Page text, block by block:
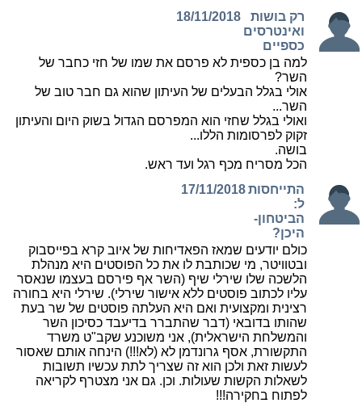
רק בושות
ואינטרסים
כספיים
18/11/2018
למה בן כספית לא פרסם את שמו של חזי כחבר של
השר?
אולי בגלל הבעלים של העיתון שהוא גם חבר טוב של
השר...
ואולי בגלל שחזי הוא המפרסם הגדול בשוק היום והעיתון
זקוק לפרסומות הללו...
בושה.
הכל מסריח מכף רגל ועד ראש.
התייחסות
ל:
הביטחון-
היכן?
17/11/2018
כולם יודעים שמאז הפאדיחות של איוב קרא בפייסבוק
ובטוויטר, מי שכותבת לו את כל הפוסטים היא מנהלת
הלשכה שלו שירלי שיף (השר אף פירסם בעצמו שנאסר
עליו לכתוב פוסטים ללא אישור שירלי). שירלי היא בחורה
רצינית ומקצועית ואם היא העלתה פוסטים של שר בעת
שהותו בדובאי (דבר שהתברר בדיעבד כסיכון השר
והמשלחת הישראלית), אני משוכנע שקב"ט משרד
התקשורת, אסף גרונדמן לא (לא!!!) הינחה אותם שאסור
לעשות זאת ולכן הוא זה שצריך לתת עכשיו תשובות
לשאלות הקשות שעולות. וכן. גם אני מצטרף לקריאה
לפתוח בחקירה!!!